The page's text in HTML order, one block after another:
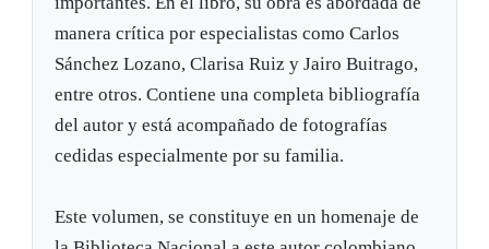
manera crítica por especialistas como Carlos
Sánchez Lozano, Clarisa Ruiz y Jairo Buitrago,
entre otros. Contiene una completa bibliografía
del autor y está acompañado de fotografías
cedidas especialmente por su familia.
Este volumen, se constituye en un homenaje de